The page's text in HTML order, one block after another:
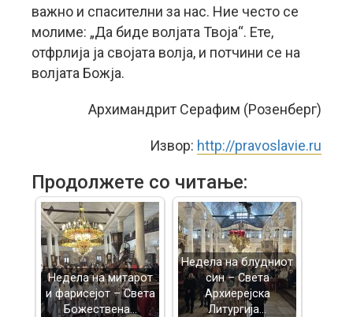
важно и спасителни за нас. Ние често се
молиме: „Да биде волјата Твоја“. Ете,
отфрлија ја својата волја, и потчини се на
волјата Божја.
Архимандрит Серафим (Розенберг)
Извор: http://pravoslavie.ru
Продолжете со читање:
Недела на митарот
и фарисејот – Светa
Божествена…
Недела на блудниот
син – Света
Архиерејска
Литургија…